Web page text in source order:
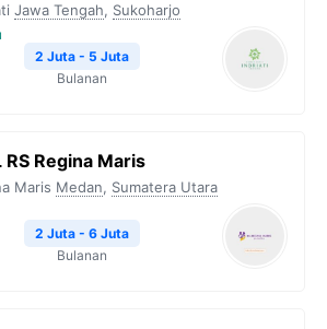
Jawa Tengah, Sukoharjo
2 Juta - 5 Juta
Bulanan
RS Regina Maris
Maris Medan, Sumatera Utara
2 Juta - 6 Juta
Bulanan